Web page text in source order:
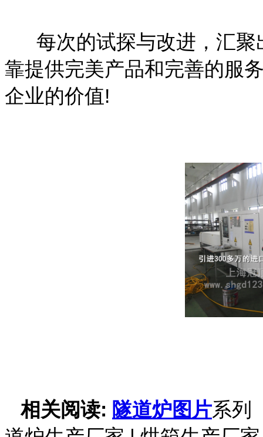
每次的试探与改进，汇聚
靠提供完美产品和完善的服
企业的价值!
相关阅读: 隧道炉图片